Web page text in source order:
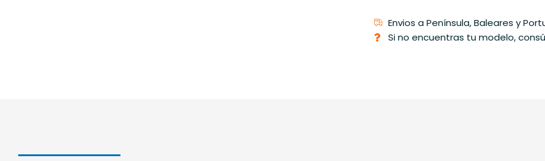
Envios a Península, Baleares y
Si no encuentras tu modelo,